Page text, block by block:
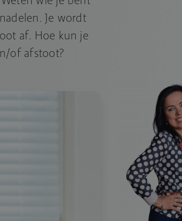
Je wordt
af. Hoe kun je
of afstoot?